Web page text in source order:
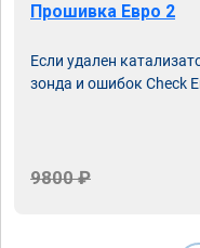
Прошивка Евро 2
Если удален
зонда и ошибок Check
9800 ₽